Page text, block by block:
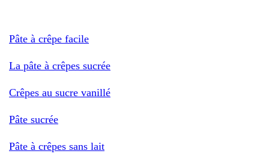
Pâte à crêpe facile
La pâte à crêpes sucrée
Crêpes au sucre vanillé
Pâte sucrée
Pâte à crêpes sans lait